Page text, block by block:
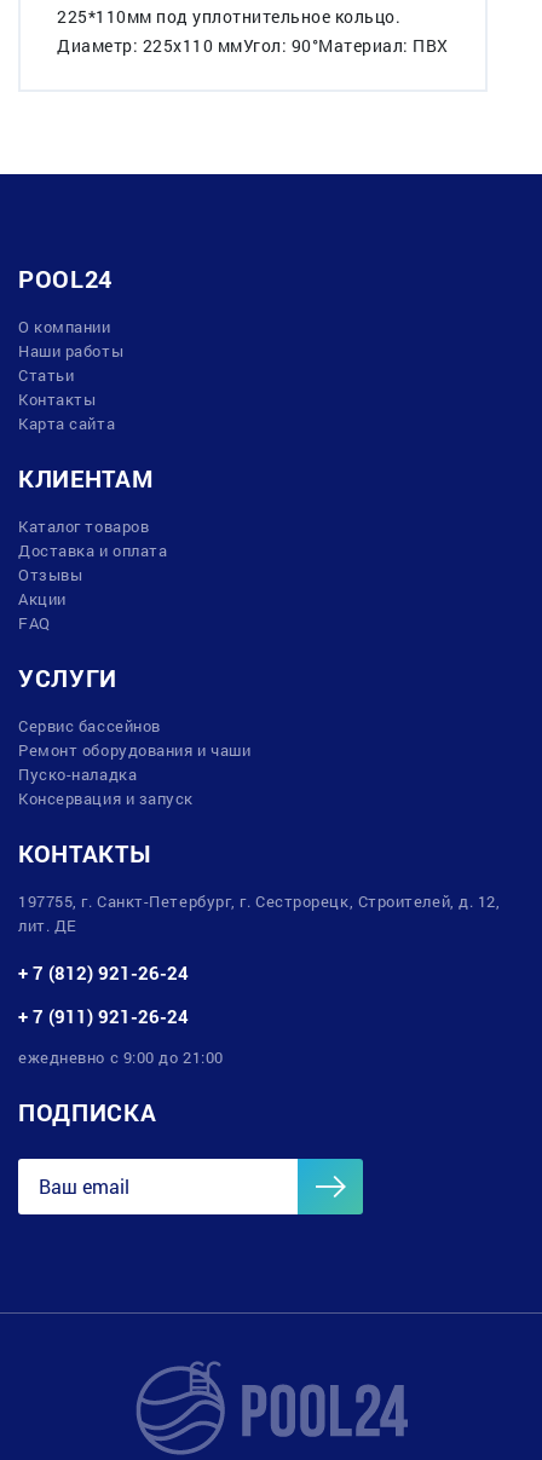
225*110мм под уплотнительное кольцо.
Диаметр: 225х110 ммУгол: 90°Материал: ПВХ
POOL24
О компании
Наши работы
Статьи
Контакты
Карта сайта
КЛИЕНТАМ
Каталог товаров
Доставка и оплата
Отзывы
Акции
FAQ
УСЛУГИ
Сервис бассейнов
Ремонт оборудования и чаши
Пуско-наладка
Консервация и запуск
КОНТАКТЫ
197755, г. Санкт-Петербург, г. Сестрорецк, Строителей, д. 12,
лит. ДЕ
+ 7 (812) 921-26-24
+ 7 (911) 921-26-24
ежедневно с 9:00 до 21:00
ПОДПИСКА